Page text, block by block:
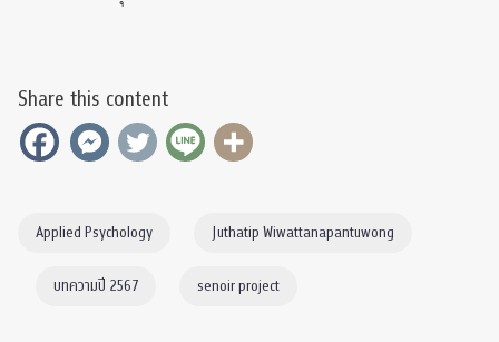
Share this content
Applied Psychology Juthatip Wiwattanapantuwong
บทความปี 2567 senoir project